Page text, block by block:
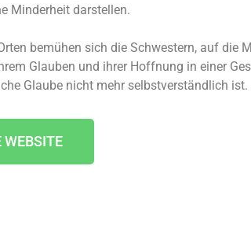
Minderheit darstellen.
bemühen sich die Schwestern, auf die
Glauben und ihrer Hoffnung in einer
Glaube nicht mehr selbstverständlich ist.
WEBSITE